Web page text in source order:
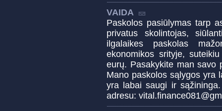
VAIDA
Paskolos pasiūlymas tarp
privatus skolintojas,
ilgalaikes paskolas
ekonomikos srityje,
eurų. Pasakykite man savo
Mano paskolos sąlygos yra
yra labai saugi ir
adresu: